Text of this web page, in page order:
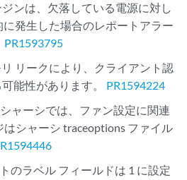
ンは、欠落している電源に対し
発生した場合のレポートアラー
PR1593795
リークにより、クライアント認
能性があります。 PR1594224
ャーシでは、ファン設定に関連
シャーシ traceoptions ファイル
のラベル フィールドは 1 に設定